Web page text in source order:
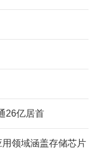
26亿居首
领域涵盖存储芯片